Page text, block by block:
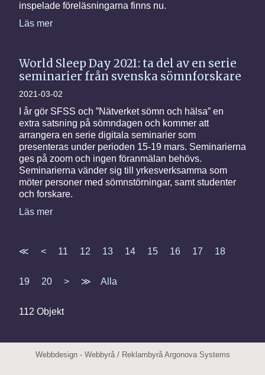
inspelade föreläsningarna finns nu.
Läs mer
World Sleep Day 2021: ta del av en serie
seminarier från svenska sömnforskare
2021-03-02
I år gör SFSS och ”Nätverket sömn och hälsa” en
extra satsning på sömndagen och kommer att
arrangera en serie digitala seminarier som
presenteras under perioden 15-19 mars. Seminarierna
ges på zoom och ingen föranmälan behövs.
Seminarierna vänder sig till yrkesverksamma som
möter personer med sömnstörningar, samt studenter
och forskare.
Läs mer
≪ < 11 12 13 14 15 16 17 18
19 20 > ≫ Alla
112 Objekt
Webbdesign- Webbyrå/ Reklambyrå Argonova Systems